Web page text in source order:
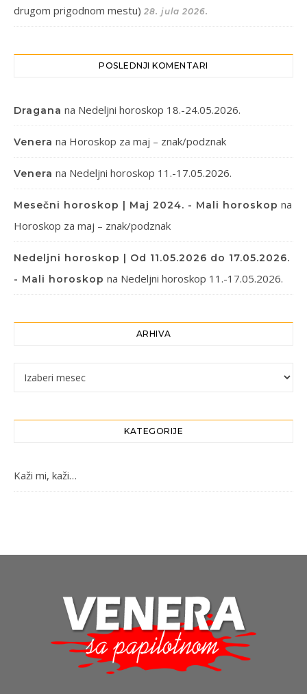
drugom prigodnom mestu) 28. jula 2026.
POSLEDNJI KOMENTARI
Dragana na Nedeljni horoskop 18.-24.05.2026.
Venera na Horoskop za maj – znak/podznak
Venera na Nedeljni horoskop 11.-17.05.2026.
Mesečni horoskop | Maj 2024. - Mali horoskop na
Horoskop za maj – znak/podznak
Nedeljni horoskop | Od 11.05.2026 do 17.05.2026.
- Mali horoskop na Nedeljni horoskop 11.-17.05.2026.
ARHIVA
Arhiva
KATEGORIJE
Kaži mi, kaži…